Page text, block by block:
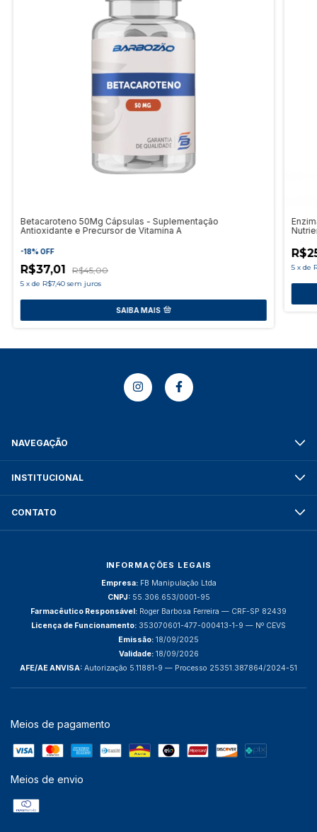
Betacaroteno 50Mg Cápsulas - Suplementação
Antioxidante e Precursor de Vitamina A
-18% OFF
R$37,01 R$45,00
5 xde R$7,40 sem juros
SAIBA MAIS
5 xde
NAVEGAÇÃO
INSTITUCIONAL
CONTATO
INFORMAÇÕES LEGAIS
Empresa:FB Manipulação Ltda
CNPJ:55.306.653/0001-95
Farmacêutico Responsável: Roger Barbosa Ferreira — CRF-SP 82439
Licença de Funcionamento: 353070601-477-000413-1-9 — Nº CEVS
Emissão: 18/09/2025
Validade:18/09/2026
AFE/AE ANVISA: Autorização 5.11881-9 — Processo 25351.387864/2024-51
Meios de pagamento
Meios de envio